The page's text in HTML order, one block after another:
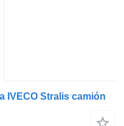
IVECO Stralis camión